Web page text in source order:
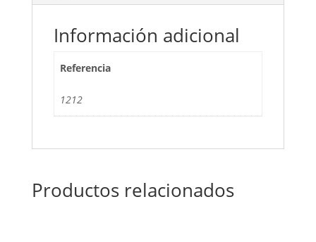
Información adicional
Referencia
1212
Productos relacionados